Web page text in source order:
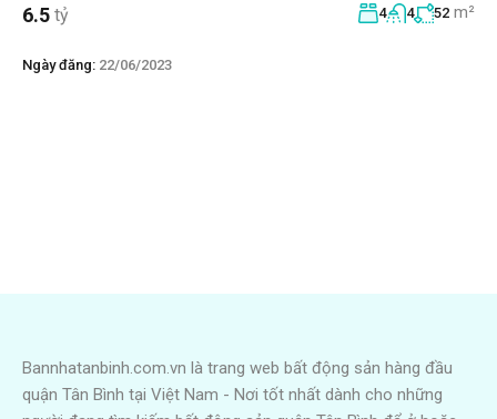
6.5 tỷ 4 4 52 m²
Ngày đăng: 22/06/2023
Bannhatanbinh.com.vn là trang web bất động sản hàng đầu
quận Tân Bình tại Việt Nam - Nơi tốt nhất dành cho những